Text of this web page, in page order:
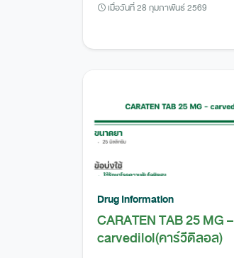
เมื่อวันที่ 28 กุมภาพันธ์ 2569
Drug Information
CARATEN TAB 25 MG –
carvedilol(คาร์วีดิลอล)